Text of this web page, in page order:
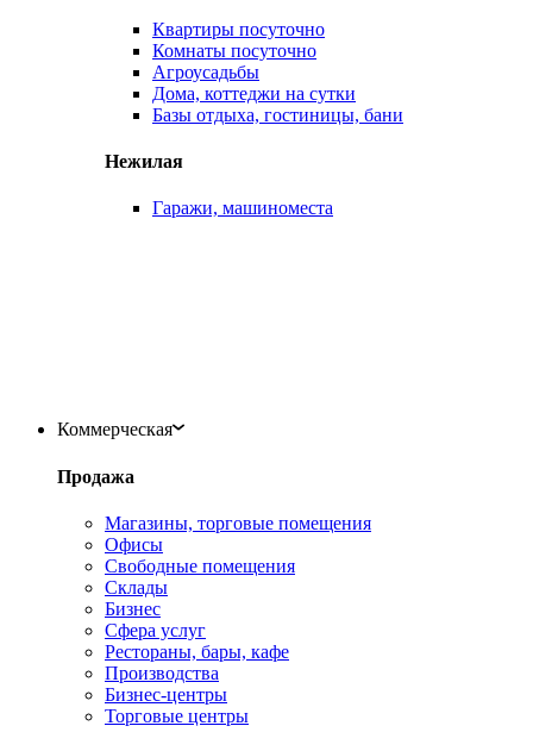
Квартиры посуточно
Комнаты посуточно
Агроусадьбы
Дома, коттеджи на сутки
Базы отдыха, гостиницы, бани
Нежилая
Гаражи, машиноместа
Коммерческая
Продажа
Магазины, торговые помещения
Офисы
Свободные помещения
Склады
Бизнес
Сфера услуг
Рестораны, бары, кафе
Производства
Бизнес-центры
Торговые центры